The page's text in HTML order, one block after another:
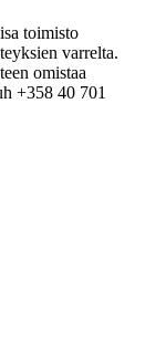
toimisto
varrelta.
omistaa
+358 40 701